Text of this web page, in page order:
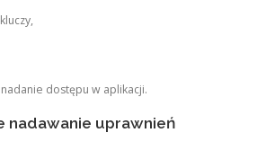
dostępu w aplikacji.
nadawanie uprawnień